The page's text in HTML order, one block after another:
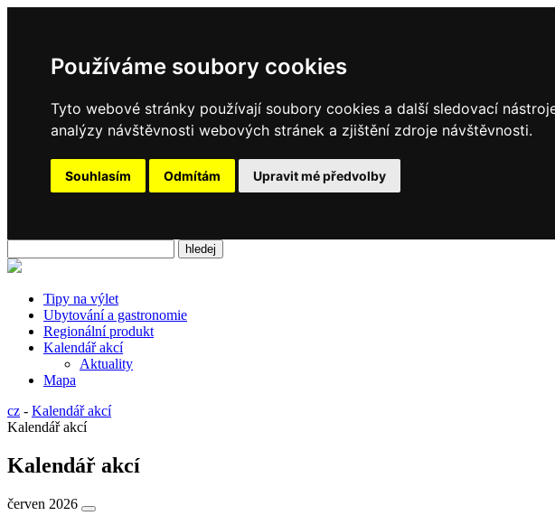
Používáme soubory cookies
Tyto webové stránky používají soubory cookies a další sledovací
analýzy návštěvnosti webových stránek a zjištění zdroje návštěvnosti.
Souhlasím Odmítám Upravit mé předvolby
Tipy na výlet
Ubytování a gastronomie
Regionální produkt
Kalendář akcí
Aktuality
Mapa
cz - Kalendář akcí
Kalendář akcí
Kalendář akcí
červen 2026